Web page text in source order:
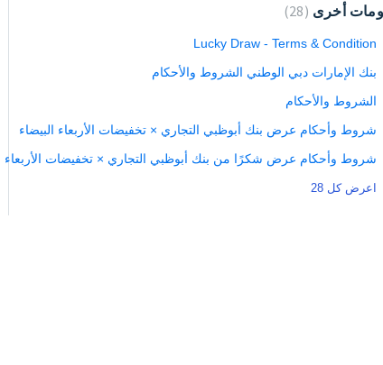
أخرى 28
Lucky Draw - Terms & Condition
بنك الإمارات دبي الوطني الشروط والأحكام
الشروط والأحكام
شروط وأحكام عرض بنك أبوظبي التجاري × تخفيضات الأربعاء البيضاء
شروط وأحكام عرض شكرًا من بنك أبوظبي التجاري × تخفيضات الأربعاء
اعرض كل 28